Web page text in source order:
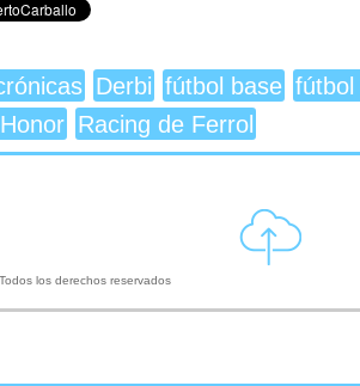
Derbi fútbol base fútbol
Racing de Ferrol